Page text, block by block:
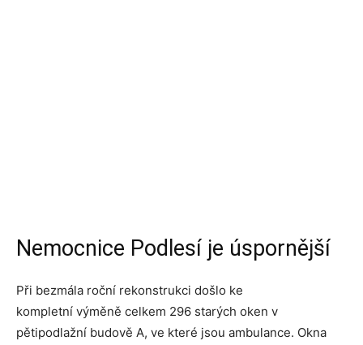
Nemocnice Podlesí je úspornější
Při bezmála roční rekonstrukci došlo ke
kompletní výměně celkem 296 starých oken v
pětipodlažní budově A, ve které jsou ambulance. Okna